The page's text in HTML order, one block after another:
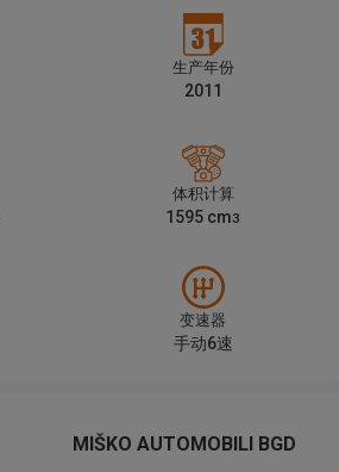
生产年份
2011
体积计算
1595 cm3
变速器
手动6速
MIŠKO AUTOMOBILI BGD